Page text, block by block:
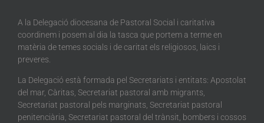
A la Delegació diocesana de Pastoral Social i caritativa
coordinem i posem al dia la tasca que portem a terme en
matèria de temes socials i de caritat els religiosos, laics i
preveres.
La Delegació està formada pel Secretariats i entitats: Apostolat
del mar, Càritas, Secretariat pastoral amb migrants,
Secretariat pastoral pels marginats, Secretariat pastoral
penitenciària, Secretariat pastoral del trànsit, bombers i cossos